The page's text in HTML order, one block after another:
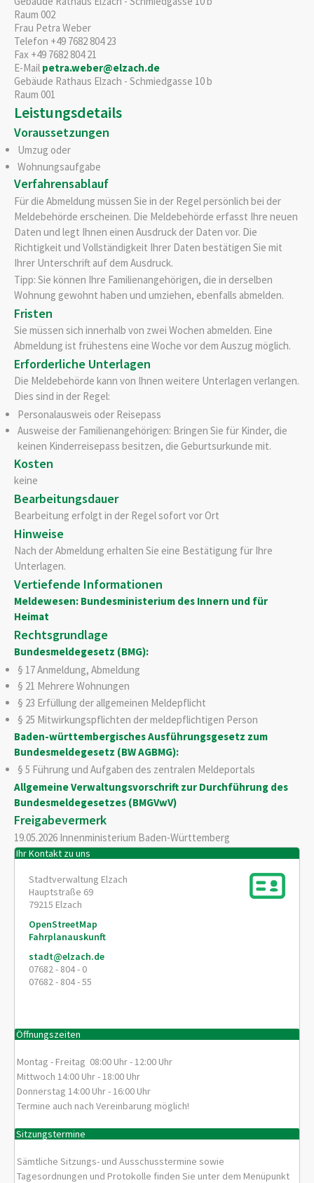
Raum 002
Frau Petra Weber
Telefon +49 7682 804 23
Fax +49 7682 804 21
E-Mail petra.weber@elzach.de
Gebäude Rathaus Elzach - Schmiedgasse 10 b
Raum 001
Leistungsdetails
Voraussetzungen
Umzug oder
Wohnungsaufgabe
Verfahrensablauf
Für die Abmeldung müssen Sie in der Regel persönlich bei der
Meldebehörde erscheinen. Die Meldebehörde erfasst Ihre neuen
Daten und legt Ihnen einen Ausdruck der Daten vor. Die
Richtigkeit und Vollständigkeit Ihrer Daten bestätigen Sie mit
Ihrer Unterschrift auf dem Ausdruck.
Tipp: Sie können Ihre Familienangehörigen, die in derselben
Wohnung gewohnt haben und umziehen, ebenfalls abmelden.
Fristen
Sie müssen sich innerhalb von zwei Wochen abmelden. Eine
Abmeldung ist frühestens eine Woche vor dem Auszug möglich.
Erforderliche Unterlagen
Die Meldebehörde kann von Ihnen weitere Unterlagen verlangen.
Dies sind in der Regel:
Personalausweis oder Reisepass
Ausweise der Familienangehörigen: Bringen Sie für Kinder, die
keinen Kinderreisepass besitzen, die Geburtsurkunde mit.
Kosten
keine
Bearbeitungsdauer
Bearbeitung erfolgt in der Regel sofort vor Ort
Hinweise
Nach der Abmeldung erhalten Sie eine Bestätigung für Ihre
Unterlagen.
Vertiefende Informationen
Meldewesen: Bundesministerium des Innern und für
Heimat
Rechtsgrundlage
Bundesmeldegesetz (BMG):
§ 17 Anmeldung, Abmeldung
§ 21 Mehrere Wohnungen
§ 23 Erfüllung der allgemeinen Meldepflicht
§ 25 Mitwirkungspflichten der meldepflichtigen Person
Baden-württembergisches Ausführungsgesetz zum
Bundesmeldegesetz (BW AGBMG):
§ 5 Führung und Aufgaben des zentralen Meldeportals
Allgemeine Verwaltungsvorschrift zur Durchführung des
Bundesmeldegesetzes (BMGVwV)
Freigabevermerk
19.05.2026 Innenministerium Baden-Württemberg
Ihr Kontakt zu uns
Stadtverwaltung Elzach
Hauptstraße 69
79215 Elzach
OpenStreetMap
Fahrplanauskunft
stadt@elzach.de
07682 - 804 - 0
07682 - 804 - 55
Öffnungszeiten
Montag - Freitag 08:00 Uhr - 12:00 Uhr
Mittwoch 14:00 Uhr - 18:00 Uhr
Donnerstag 14:00 Uhr - 16:00 Uhr
Termine auch nach Vereinbarung möglich!
Sitzungstermine
Sämtliche Sitzungs- und Ausschusstermine sowie
Tagesordnungen und Protokolle finden Sie unter dem Menüpunkt